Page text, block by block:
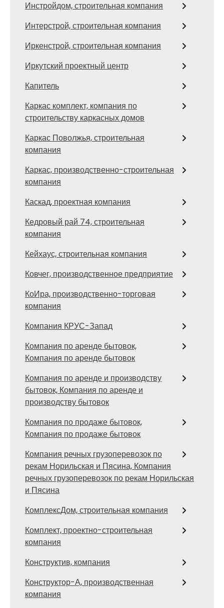
Инстройдом, строительная компания
Интерстрой, строительная компания
Иркенстрой, строительная компания
Иркутский проектный центр
Капитель
Каркас комплект, компания по
строительству каркасных домов
Каркас Поволжья, строительная
компания
Каркас, производственно-строительная
компания
Каскад, проектная компания
Кедровый рай 74, строительная
компания
Кейхаус, строительная компания
Ковчег, производственное предприятие
КоИра, производственно-торговая
компания
Компания КРУС-Запад
Компания по аренде бытовок,
Компания по аренде бытовок
Компания по аренде и производству
бытовок, Компания по аренде и
производству бытовок
Компания по продаже бытовок,
Компания по продаже бытовок
Компания речных грузоперевозок по
рекам Норильская и Пясина, Компания
речных грузоперевозок по рекам Норильская
и Пясина
КомплексДом, строительная компания
Комплект, проектно-строительная
компания
Конструктив, компания
Конструктор-А, производственная
компания